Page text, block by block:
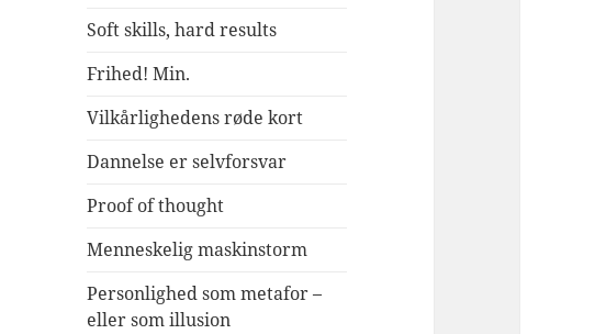
Soft skills, hard results
Frihed! Min.
Vilkårlighedens røde kort
Dannelse er selvforsvar
Proof of thought
Menneskelig maskinstorm
Personlighed som metafor –
eller som illusion